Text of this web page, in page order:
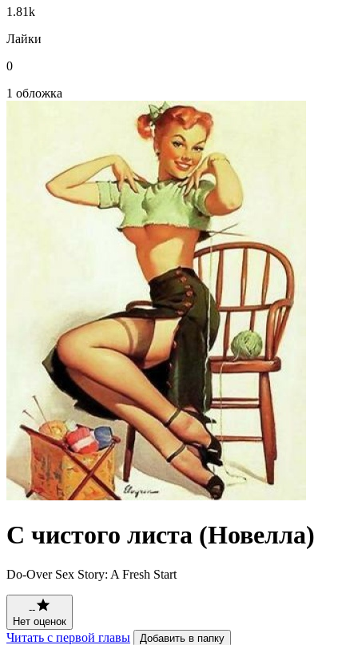
1.81k
Лайки
0
1 обложка
С чистого листа (Новелла)
Do-Over Sex Story: A Fresh Start
--
Нет оценок
Читать с первой главы Добавить в папку